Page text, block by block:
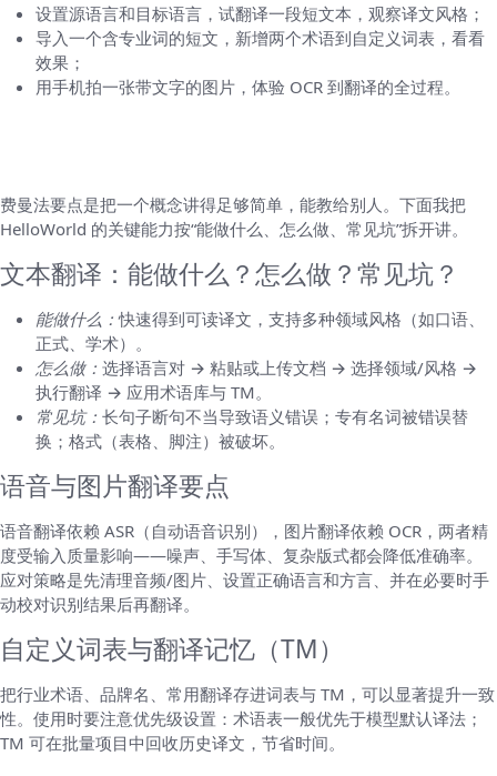
设置源语言和目标语言，试翻译一段短文本，观察译文风格；
导入一个含专业词的短文，新增两个术语到自定义词表，看看
效果；
用手机拍一张带文字的图片，体验 OCR 到翻译的全过程。
费曼法要点是把一个概念讲得足够简单，能教给别人。下面我把
HelloWorld 的关键能力按“能做什么、怎么做、常见坑”拆开讲。
文本翻译：能做什么？怎么做？常见坑？
能做什么：快速得到可读译文，支持多种领域风格（如口语、
正式、学术）。
怎么做： 选择语言对 → 粘贴或上传文档 → 选择领域/风格 →
执行翻译 → 应用术语库与 TM。
常见坑： 长句子断句不当导致语义错误；专有名词被错误替
换；格式（表格、脚注）被破坏。
语音与图片翻译要点
语音翻译依赖 ASR（自动语音识别），图片翻译依赖 OCR，两者精
度受输入质量影响——噪声、手写体、复杂版式都会降低准确率。
应对策略是先清理音频/图片、设置正确语言和方言、并在必要时手
动校对识别结果后再翻译。
自定义词表与翻译记忆（TM）
把行业术语、品牌名、常用翻译存进词表与 TM，可以显著提升一致
性。使用时要注意优先级设置：术语表一般优先于模型默认译法；
TM 可在批量项目中回收历史译文，节省时间。